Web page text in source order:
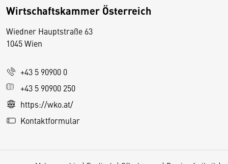
Wirtschaftskammer Österreich
Wiedner Hauptstraße 63
1045 Wien
+43 5 90900 0
+43 5 90900 250
https://wko.at/
Kontaktformular
D
s
e
S
e